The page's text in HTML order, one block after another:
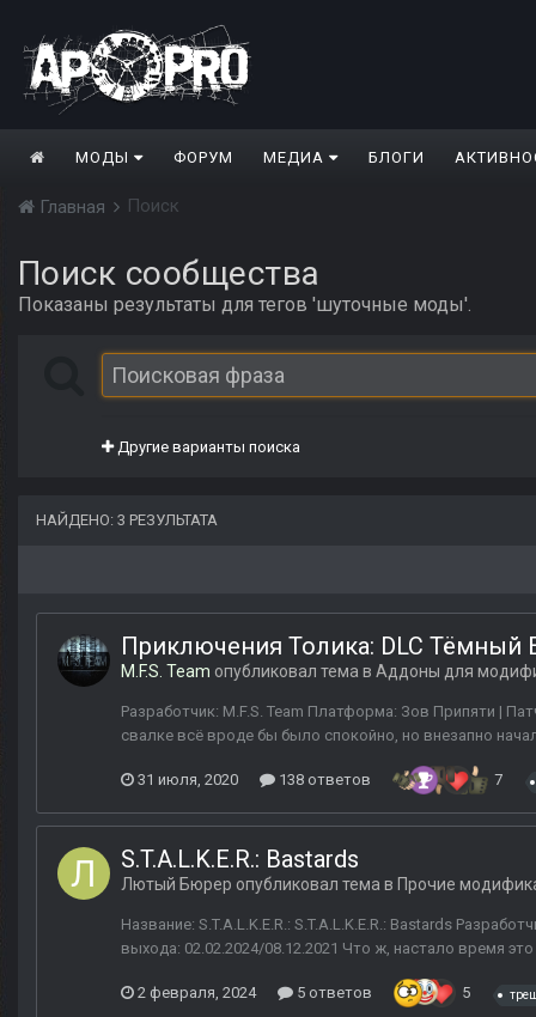
МОДЫ ФОРУМ МЕДИА БЛОГИ
Главная Поиск
Поиск сообщества
Показаны результаты для тегов 'шуточные моды'.
Другие варианты поиска
НАЙДЕНО: 3 РЕЗУЛЬТАТА
Приключения Толика: DLC Тёмный
M.F.S. Team опубликовал тема в Аддоны для
Разработчик: M.F.S. Team Платформа: Зов Припяти |
свалке всё вроде бы было спокойно, но внезапно
31 июля, 2020 138 ответов 7
S.T.A.L.K.E.R.: Ваstаrds
Лютый Бюрер опубликовал тема в Прочие
Название: S.T.A.L.K.E.R.: S.T.A.L.K.E.R.: Ваstаrds
выхода: 02.02.2024/08.12.2021 Что ж, настало время
2 февраля, 2024 5 ответов 5